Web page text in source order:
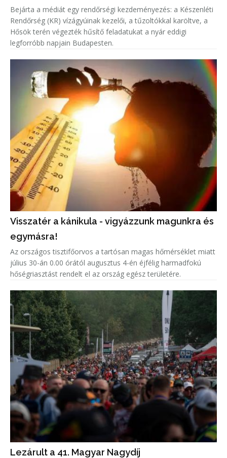
Bejárta a médiát egy rendőrségi kezdeményezés: a Készenléti
Rendőrség (KR) vízágyúinak kezelői, a tűzoltókkal karöltve, a
Hősök terén végezték hűsítő feladatukat a nyár eddigi
legforróbb napjain Budapesten.
Visszatér a kánikula - vigyázzunk magunkra és
egymásra!
Az országos tisztifőorvos a tartósan magas hőmérséklet miatt
július 30-án 0.00 órától augusztus 4-én éjfélig harmadfokú
hőségriasztást rendelt el az ország egész területére.
Lezárult a 41. Magyar Nagydíj